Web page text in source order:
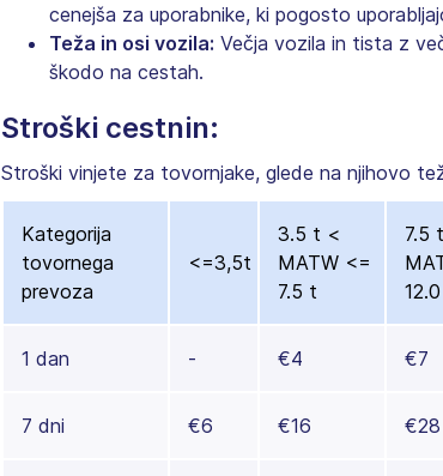
cenejša za uporabnike, ki pogosto
Teža in osi vozila: Večja vozila in tista z
škodo na cestah.
Stroški cestnin:
Stroški vinjete za tovornjake, glede na njihovo
Kategorija
tovornega
prevoza
<=3,5t
3.5 t <
MATW <=
7.5 t
7.5
1 dan - €4 €7
7 dni €6 €16 €28